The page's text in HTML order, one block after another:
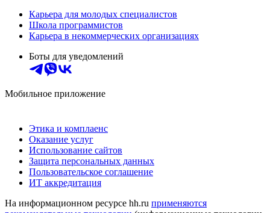
Карьера для молодых специалистов
Школа программистов
Карьера в некоммерческих организациях
Боты для уведомлений
Мобильное приложение
Этика и комплаенс
Оказание услуг
Использование сайтов
Защита персональных данных
Пользовательское соглашение
ИТ аккредитация
На информационном ресурсе hh.ru применяются